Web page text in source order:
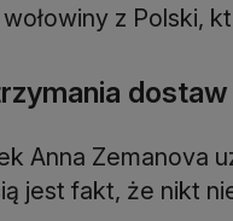
z Polski,
Anna Zemanova
jest fakt, że nikt